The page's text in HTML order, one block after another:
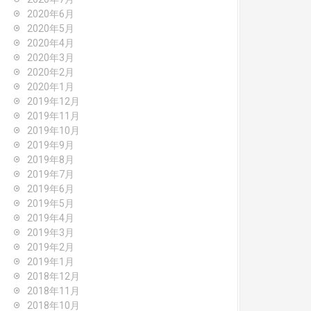
2020年6月
2020年5月
2020年4月
2020年3月
2020年2月
2020年1月
2019年12月
2019年11月
2019年10月
2019年9月
2019年8月
2019年7月
2019年6月
2019年5月
2019年4月
2019年3月
2019年2月
2019年1月
2018年12月
2018年11月
2018年10月